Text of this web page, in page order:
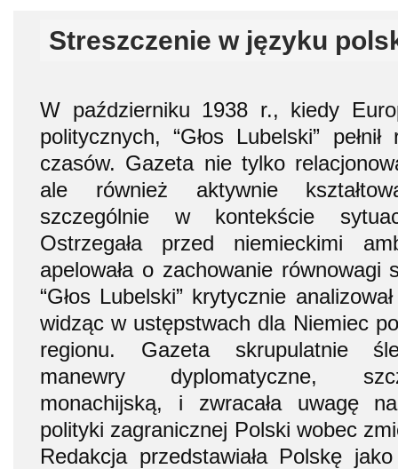
Streszczenie w języku
W październiku 1938 r., kiedy
politycznych, “Głos Lubelski”
czasów. Gazeta nie tylko
ale również aktywnie
szczególnie w kontekście
Ostrzegała przed niemieckimi
apelowała o zachowanie równowagi
“Głos Lubelski” krytycznie
widząc w ustępstwach dla Niemiec
regionu. Gazeta skrupulatnie
manewry dyplomatyczne,
monachijską, i zwracała uwagę
polityki zagranicznej Polski wobec
Redakcja przedstawiała Polskę